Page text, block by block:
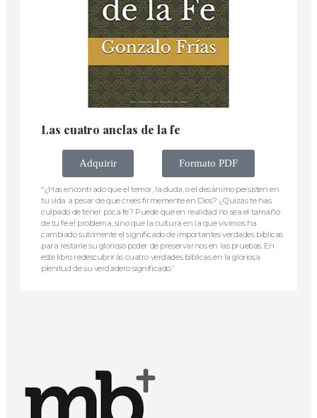
Las cuatro anclas de la fe
Adquirir Formato PDF
“¿Has encontrado que el temor, la duda, o el desánimo persisten en
tu vida a pesar de que crees firmemente en Dios? ¿Quizás te has
culpado de tener poca fe? Puede que en realidad no sea el tamaño
de tu fe el problema, sino que la cultura en la que vivimos ha
cambiado sutilmente el significado de importantes verdades bíblicas
para restarle su glorioso poder de preservarnos en las pruebas. En
este libro redescubrirás cuatro verdades bíblicas en la gloriosa
plenitud de su verdadero significado.”